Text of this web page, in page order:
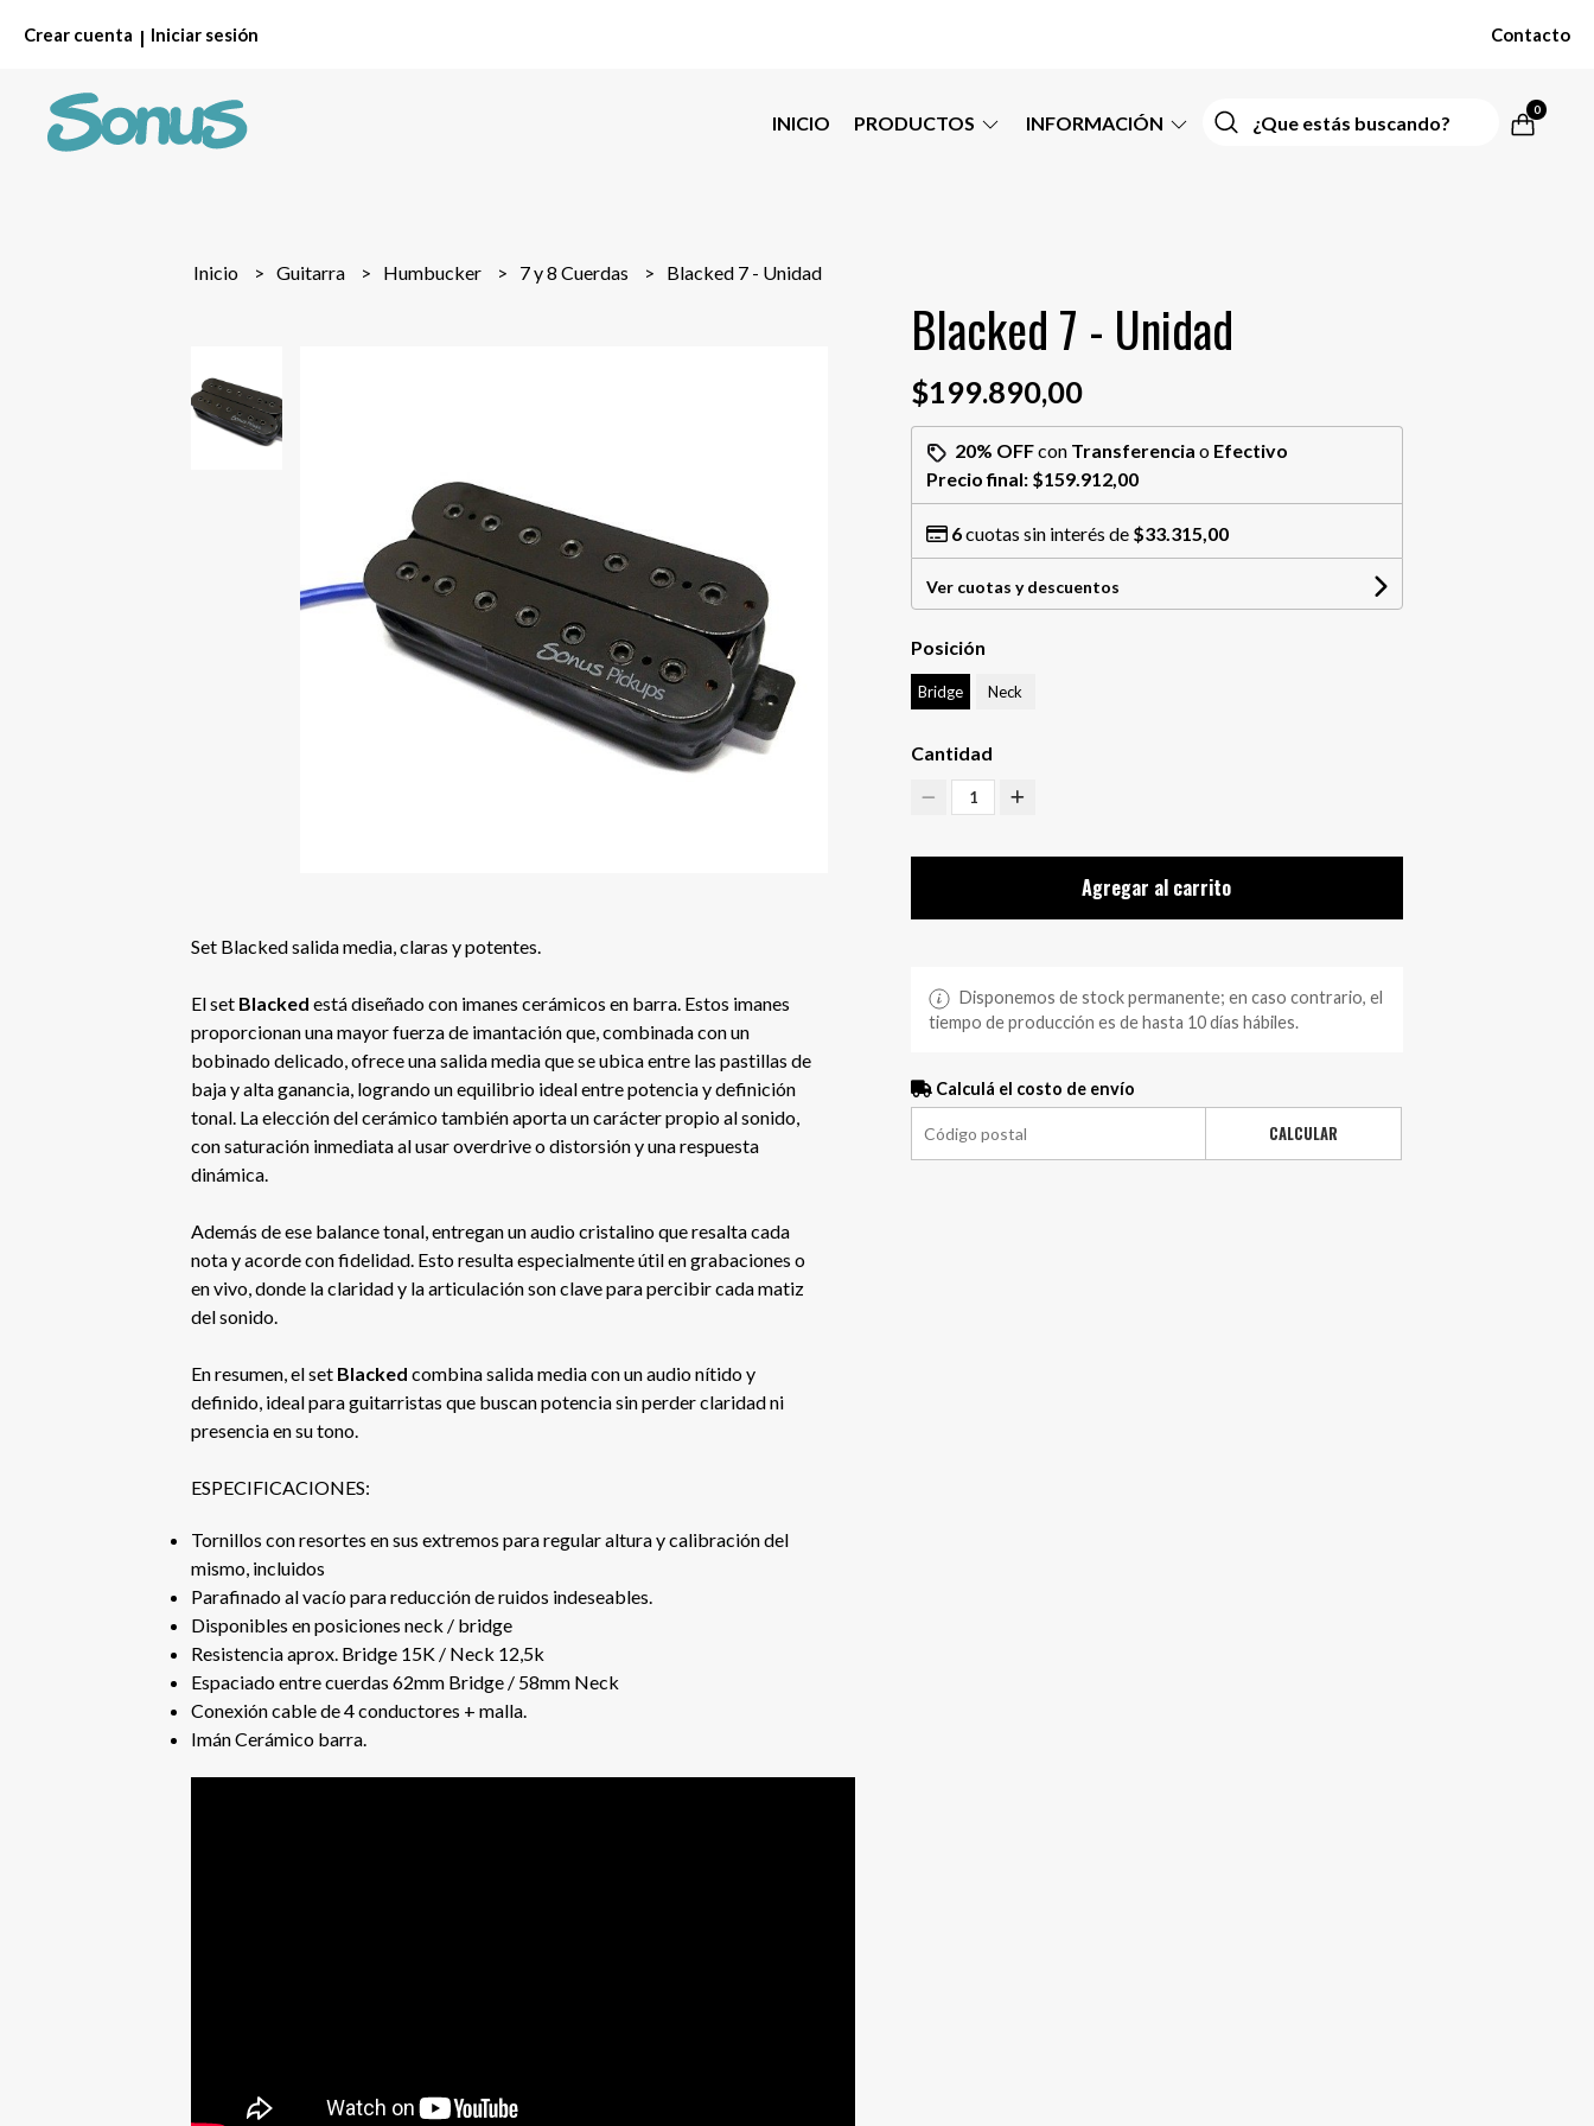
Crear cuenta | Iniciar sesión Contacto
INICIO PRODUCTOS INFORMACIÓN
0
Inicio Guitarra Humbucker 7 y 8 Cuerdas Blacked 7 - Unidad
Set Blacked salida media, claras y potentes.
El set Blacked está diseñado con imanes cerámicos en barra. Estos imanes
proporcionan una mayor fuerza de imantación que, combinada con un
bobinado delicado, ofrece una salida media que se ubica entre las pastillas de
baja y alta ganancia, logrando un equilibrio ideal entre potencia y definición
tonal. La elección del cerámico también aporta un carácter propio al sonido,
con saturación inmediata al usar overdrive o distorsión y una respuesta
dinámica.
Además de ese balance tonal, entregan un audio cristalino que resalta cada
nota y acorde con fidelidad. Esto resulta especialmente útil en grabaciones o
en vivo, donde la claridad y la articulación son clave para percibir cada matiz
del sonido.
En resumen, el set Blacked combina salida media con un audio nítido y
definido, ideal para guitarristas que buscan potencia sin perder claridad ni
presencia en su tono.
ESPECIFICACIONES:
Tornillos con resortes en sus extremos para regular altura y calibración del
mismo, incluidos
Parafinado al vacío para reducción de ruidos indeseables.
Disponibles en posiciones neck / bridge
Resistencia aprox. Bridge 15K / Neck 12,5k
Espaciado entre cuerdas 62mm Bridge / 58mm Neck
Conexión cable de 4 conductores + malla.
Imán Cerámico barra.
Blacked 7 - Unidad
$199.890,00
20% OFFcon Transferencia o Efectivo
Precio final: $159.912,00
6cuotas sin interés de $33.315,00
Ver cuotas y descuentos
Posición
Bridge Neck
Cantidad
1
Agregar al carrito
Disponemos de stock permanente; en caso contrario, el
tiempo de producción es de hasta 10 días hábiles.
Calculá el costo de envío
CALCULAR